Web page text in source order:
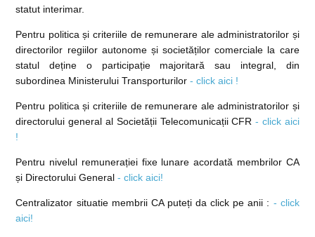
statut interimar.
Pentru politica și criteriile de remunerare ale administratorilor și
directorilor regiilor autonome și societăților comerciale la care
statul deține o participație majoritară sau integral, din
subordinea Ministerului Transporturilor- click aici !
Pentru politica și criteriile de remunerare ale administratorilor și
directorului general al Societății Telecomunicații CFR- click aici
!
Pentru nivelul remunerației fixe lunare acordată membrilor CA
și Directorului General- click aici!
Centralizator situatie membrii CA puteți da click pe anii : - click
aici!